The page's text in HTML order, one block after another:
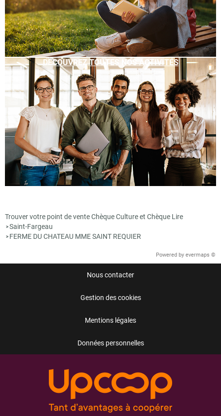
DÉCOUVREZ TOUTES NOS ACTIVITÉS
Trouver votre point de vente Chèque Culture et Chèque Lire
>Saint-Fargeau
> FERME DU CHATEAU MME SAINT REQUIER
Powered by evermaps ©
Nous contacter
Gestion des cookies
Mentions légales
Données personnelles